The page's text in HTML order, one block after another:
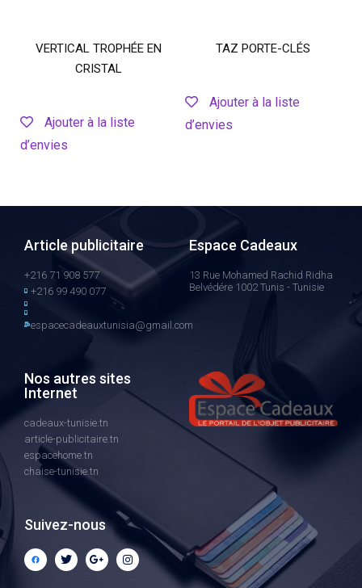
VERTICAL TROPHÉE EN
CRISTAL
Ajouter à la liste
d’envies
TAZ PORTE-CLÉS
Ajouter à la liste
d’envies
Article publicitaire
+216 71 908 577
+216 99 490 077
espacecadeauxtunisia@gmail.com
Espace Cadeaux
13 Rue Mohamed Rachid Ridha
Belvédére 1002 Tunis - Tunisie
Nos autres sites
Internet
cadeaux-tunisie.tn
article-publicitaire.tn
espacehome.tn
chaise-tunisie.tn
Suivez-nous